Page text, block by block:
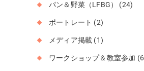
パン＆野菜（LFBG） (24)
ポートレート (2)
メディア掲載 (1)
ワークショップ＆教室参加